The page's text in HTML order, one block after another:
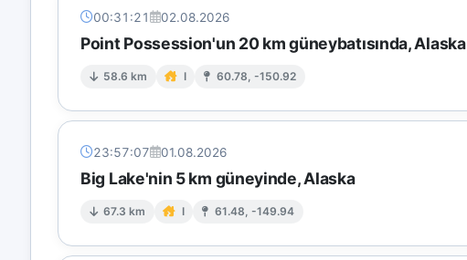
00:31:21 02.08.2026
Point Possession'un 20 km güneybatısında, Alaska
58.6 km I 60.78, -150.92
23:57:07 01.08.2026
Big Lake'nin 5 km güneyinde, Alaska
67.3 km I 61.48, -149.94